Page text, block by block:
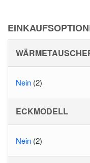
Nein (2)
ECKMODELL
Nein (2)